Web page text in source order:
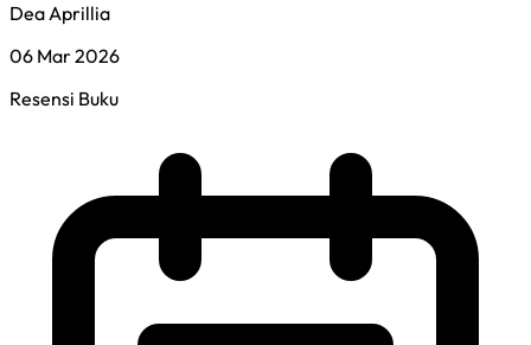
Dea Aprillia
06 Mar 2026
Resensi Buku